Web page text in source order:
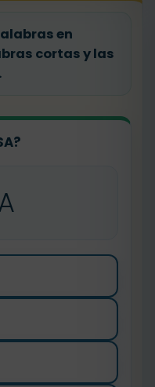
en
cortas y las